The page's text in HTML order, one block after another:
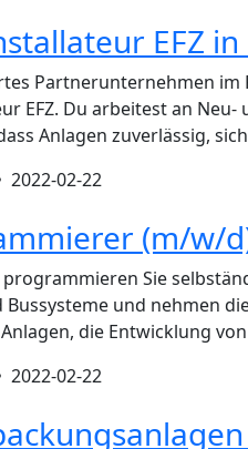
EFZ
Partnerunternehmen im
EFZ. Du arbeitest an
Anlagen zuverlässig,
2022-02-22
(m/w/
Sie
und nehmen
die Entwicklung
2022-02-22